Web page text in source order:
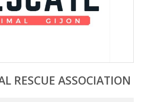
RESCUE ASSOCIATION